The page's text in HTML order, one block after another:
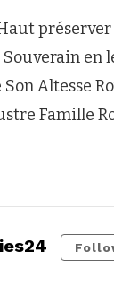
en
Altesse
Famille